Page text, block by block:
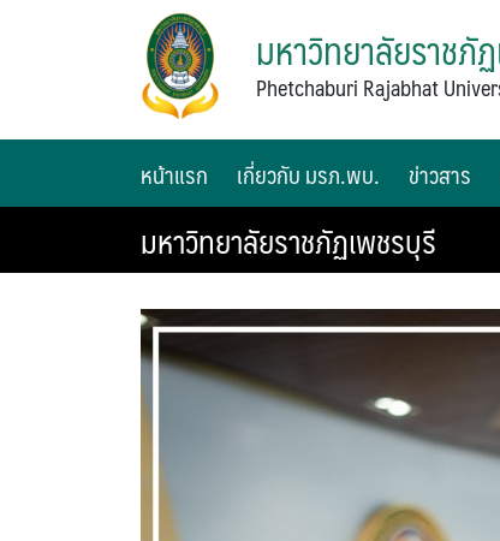
มหาวิทยาลัยราชภั
Phetchaburi Rajabhat
หน้าแรก เกี่ยวกับ มรภ.พบ. ข่าวสาร
มหาวิทยาลัยราชภัฏเพชรบุรี